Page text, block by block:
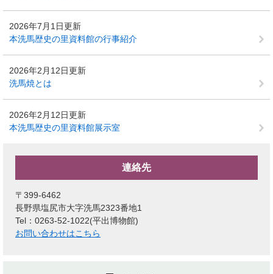
2026年7月1日更新
本洗馬歴史の里資料館の行事紹介
2026年2月12日更新
洗馬焼とは
2026年2月12日更新
本洗馬歴史の里資料館展示室
連絡先
〒399-6462
長野県塩尻市大字洗馬2323番地1
Tel：0263-52-1022 平出博物館
お問い合わせはこちら